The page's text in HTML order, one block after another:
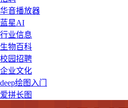
华音播放器
蓝星AI
行业信息
生物百科
校园招聘
企业文化
deep绘图入门
爱拼长图